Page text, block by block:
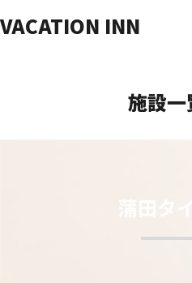
VACATION INN
施設一
蒲田タイ